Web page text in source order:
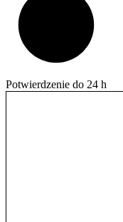
Potwierdzenie do 24 h